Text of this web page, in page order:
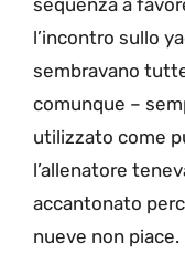
l’incontro sullo
sembravano
comunque –
utilizzato come
l’allenatore
accantonato
nueve non piace.